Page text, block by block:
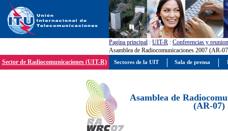
Pagína principal : UIT-R : Conferencias y
Asamblea de Radiocomunicaciones 2007 (AR-
Sector de Radiocomunicaciones (UIT-R)
Asamblea de
(AR-07)
Sectores de la UIT Sala de prensa